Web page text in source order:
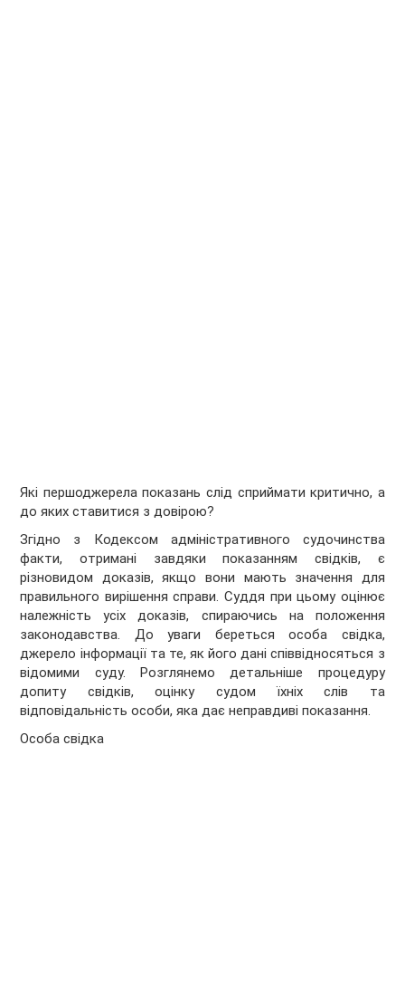
Які першоджерела показань слід сприймати критично, а
до яких ставитися з довірою?
Згідно з Кодексом адміністративного судочинства
факти, отримані завдяки показанням свідків, є
різновидом доказів, якщо вони мають значення для
правильного вирішення справи. Суддя при цьому оцінює
належність усіх доказів, спираючись на положення
законодавства. До уваги береться особа свідка,
джерело інформації та те, як його дані співвідносяться з
відомими суду. Розглянемо детальніше процедуру
допиту свідків, оцінку судом їхніх слів та
відповідальність особи, яка дає неправдиві показання.
Особа свідка